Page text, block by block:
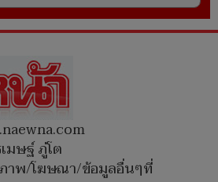
มษฐ์ ภู่โต
าพ/โฆษณา/ข้อมูลอื่นๆที่